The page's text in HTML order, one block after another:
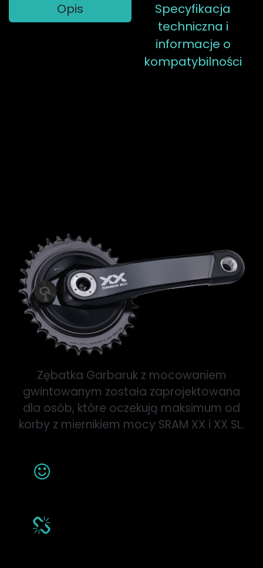
Opis
Specyfikacja
techniczna i
informacje o
kompatybilności
Zębatka Garbaruk z mocowaniem
gwintowanym została zaprojektowana
dla osób, które oczekują maksimum od
korby z miernikiem mocy SRAM XX i XX SL.